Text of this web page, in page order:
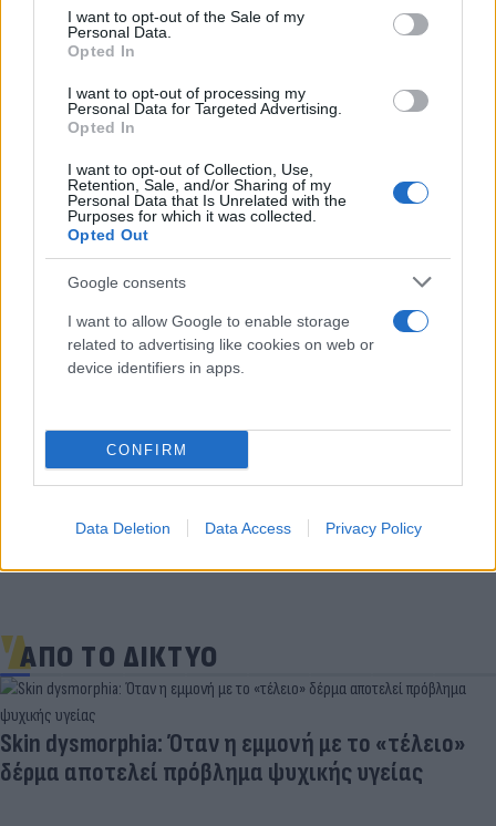
consent section.
I want to opt-out of the Sale of my
Personal Data.
Opted In
I want to opt-out of processing my
Personal Data for Targeted Advertising.
Opted In
I want to opt-out of Collection, Use,
Retention, Sale, and/or Sharing of my
Personal Data that Is Unrelated with the
Purposes for which it was collected.
Opted Out
Google consents
I want to allow Google to enable storage
related to advertising like cookies on web or
device identifiers in apps.
CONFIRM
Data Deletion Data Access Privacy Policy
Κάνε κλικ και δες περισσότερο
Flash.grστην αναζήτηση της Google
Διάβασε περισσότερα
Πλατεία Συντάγματος
ΑΠΟ ΤΟ ΔΙΚΤΥΟ
Skin dysmorphia: Όταν η εμμονή με το «τέλειο»
δέρμα αποτελεί πρόβλημα ψυχικής υγείας